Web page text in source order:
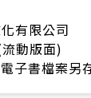
有限公司
動版面)
子書檔案另